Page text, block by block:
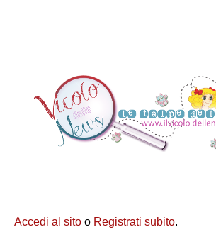
Accedi al sito o Registrati subito.